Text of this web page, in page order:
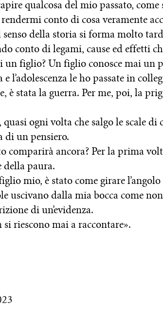
qualcosa del mio passato, come
conto di cosa veramente
senso della storia si forma molto
conto di legami, cause ed effetti
un figlio? Un figlio conosce mai un
l’adolescenza le ho passate in
è stata la guerra. Per me, poi, la
ogni volta che salgo le scale di
di un pensiero.
comparirà ancora? Per la prima
della paura.
mio, è stato come girare
uscivano dalla mia bocca come
di un’evidenza.
riescono mai a raccontare».